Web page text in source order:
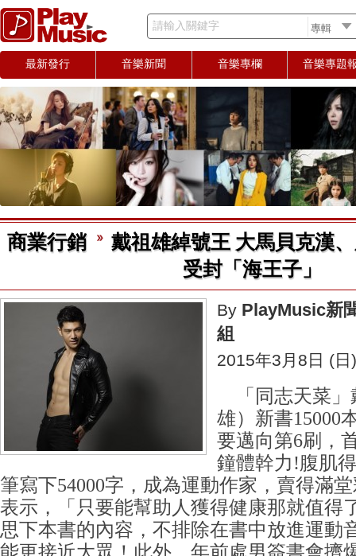
請輸入關鍵字
最新發行 音樂新聞 音樂專欄 音樂專題
商業行銷
戴祖雄綽號王 大馬貝克漢
受封「海王子」
By PlayMusic新
組
2015年3月8日 (日)
「同志天菜」
雄）新書15000
要邁向第6刷，
鐘體幹力!腹肌
筆寫下54000字，成為運動作家，賣得滿
表示，「只要能幫助人獲得健康那就值得
思下本書的內容，不排除在書中放進運動